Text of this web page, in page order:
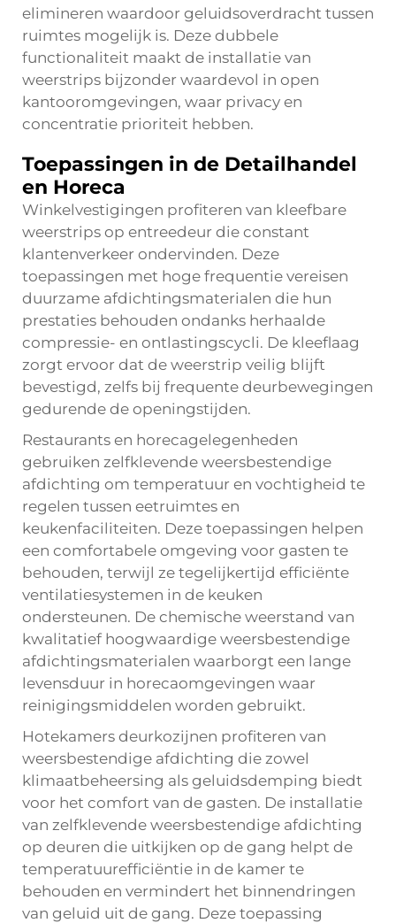
elimineren waardoor geluidsoverdracht tussen
ruimtes mogelijk is. Deze dubbele
functionaliteit maakt de installatie van
weerstrips bijzonder waardevol in open
kantooromgevingen, waar privacy en
concentratie prioriteit hebben.
Toepassingen in de Detailhandel
en Horeca
Winkelvestigingen profiteren van kleefbare
weerstrips op entreedeur die constant
klantenverkeer ondervinden. Deze
toepassingen met hoge frequentie vereisen
duurzame afdichtingsmaterialen die hun
prestaties behouden ondanks herhaalde
compressie- en ontlastingscycli. De kleeflaag
zorgt ervoor dat de weerstrip veilig blijft
bevestigd, zelfs bij frequente deurbewegingen
gedurende de openingstijden.
Restaurants en horecagelegenheden
gebruiken zelfklevende weersbestendige
afdichting om temperatuur en vochtigheid te
regelen tussen eetruimtes en
keukenfaciliteiten. Deze toepassingen helpen
een comfortabele omgeving voor gasten te
behouden, terwijl ze tegelijkertijd efficiënte
ventilatiesystemen in de keuken
ondersteunen. De chemische weerstand van
kwalitatief hoogwaardige weersbestendige
afdichtingsmaterialen waarborgt een lange
levensduur in horecaomgevingen waar
reinigingsmiddelen worden gebruikt.
Hotekamers deurkozijnen profiteren van
weersbestendige afdichting die zowel
klimaatbeheersing als geluidsdemping biedt
voor het comfort van de gasten. De installatie
van zelfklevende weersbestendige afdichting
op deuren die uitkijken op de gang helpt de
temperatuurefficiëntie in de kamer te
behouden en vermindert het binnendringen
van geluid uit de gang. Deze toepassing